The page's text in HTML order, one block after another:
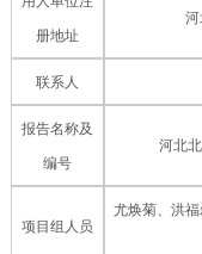
册地址
联系人
报告名称及
编号
河北
项目组人员
尤焕菊、洪